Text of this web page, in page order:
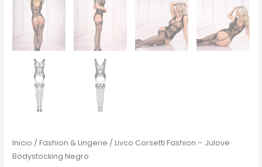
Inicio /Fashion & Lingerie / Livco Corsetti Fashion – Julove
Bodystocking Negro